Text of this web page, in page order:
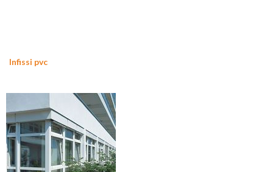
Infissi pvc